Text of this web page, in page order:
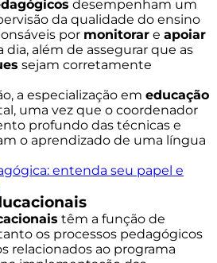
desempenham um
da qualidade do ensino
por monitorar e apoiar
dia, além de assegurar que as
sejam corretamente
a especialização em educação
uma vez que o coordenador
profundo das técnicas e
o aprendizado de uma língua
entenda seu papel e
têm a função de
os processos pedagógicos
relacionados ao programa